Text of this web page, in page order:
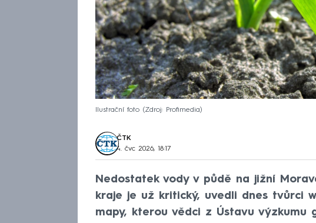
Ilustrační foto Zdroj: Profimedia
ČTK
4. čvc 2026, 18:17
Nedostatek vody v půdě na jižní
kraje je už kritický, uvedli dnes tvůrci
mapy, kterou vědci z Ústavu výzkumu